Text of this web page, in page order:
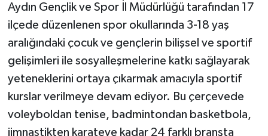
Aydın Gençlik ve Spor İl Müdürlüğü tarafından 17
ilçede düzenlenen spor okullarında 3-18 yaş
aralığındaki çocuk ve gençlerin bilişsel ve sportif
gelişimleri ile sosyalleşmelerine katkı sağlayarak
yeteneklerini ortaya çıkarmak amacıyla sportif
kurslar verilmeye devam ediyor. Bu çerçevede
voleyboldan tenise, badmintondan basketbola,
jimnastikten karateye kadar 24 farklı branşta